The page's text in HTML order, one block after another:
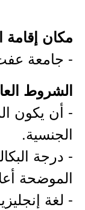
مكان
- جامعة
الشروط
- أن يكون
الجنسية.
- درجة
الموضحة
- لغة